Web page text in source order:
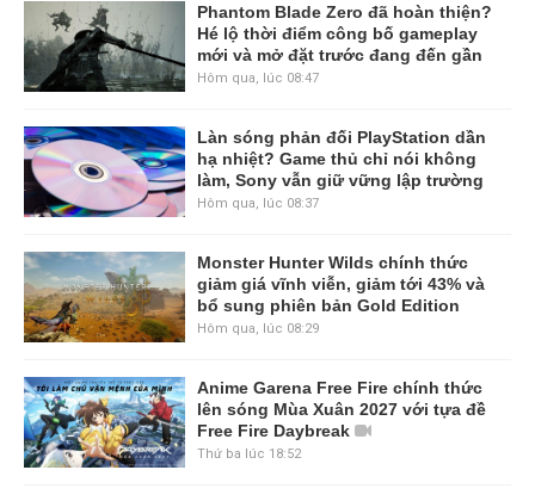
Phantom Blade Zero đã hoàn thiện?
Hé lộ thời điểm công bố gameplay
mới và mở đặt trước đang đến gần
Hôm qua, lúc 08:47
Làn sóng phản đối PlayStation dần
hạ nhiệt? Game thủ chỉ nói không
làm, Sony vẫn giữ vững lập trường
Hôm qua, lúc 08:37
Monster Hunter Wilds chính thức
giảm giá vĩnh viễn, giảm tới 43% và
bổ sung phiên bản Gold Edition
Hôm qua, lúc 08:29
Anime Garena Free Fire chính thức
lên sóng Mùa Xuân 2027 với tựa đề
Free Fire Daybreak
Thứ ba lúc 18:52